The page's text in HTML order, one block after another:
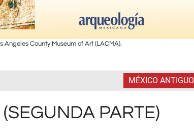
County Museum of Art (LACMA).
MÉXICO ANTIGUO
PARTE)